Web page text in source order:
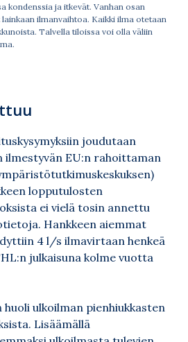
kondenssia ja itkevät. Vanhan osan
ilmanvaihtoa. Kaikki ilma otetaan
Talvella tiloissa voi olla väliin
joudutaan
ilmestyvän EU:n rahoittaman
lopputulosten
ei vielä tosin annettu
Hankkeen aiemmat
4 l/s ilmavirtaan henkeä
julkaisuna kolme vuotta
huoli ulkoilman pienhiukkasten
Lisäämällä